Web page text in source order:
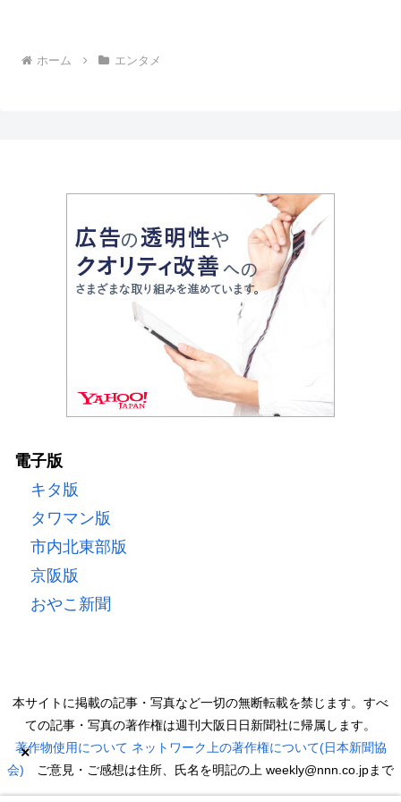
ホーム エンタメ
×
電子版
キタ版
タワマン版
市内北東部版
京阪版
おやこ新聞
本サイトに掲載の記事・写真など一切の無断転載を禁じます。すべ
ての記事・写真の著作権は週刊大阪日日新聞社に帰属します。
著作物使用について ネットワーク上の著作権について(日本新聞協
会) ご意見・ご感想は住所、氏名を明記の上 weekly@nnn.co.jpまで